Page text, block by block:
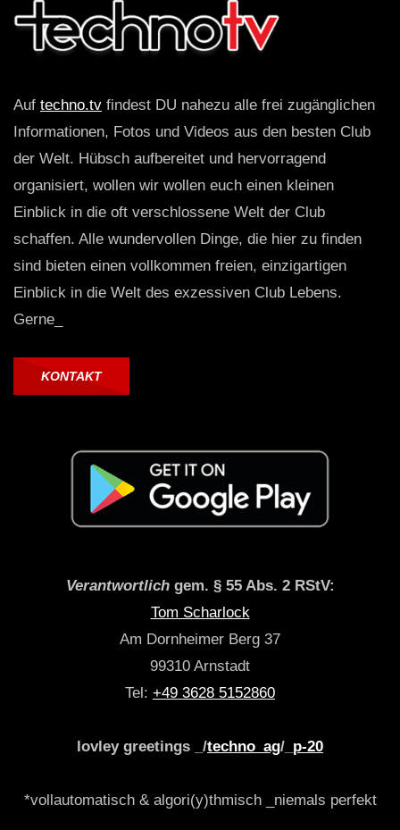
Auf techno.tv findest DU nahezu alle frei zugänglichen
Informationen, Fotos und Videos aus den besten Club
der Welt. Hübsch aufbereitet und hervorragend
organisiert, wollen wir wollen euch einen kleinen
Einblick in die oft verschlossene Welt der Club
schaffen. Alle wundervollen Dinge, die hier zu finden
sind bieten einen vollkommen freien, einzigartigen
Einblick in die Welt des exzessiven Club Lebens.
Gerne_
KONTAKT
Verantwortlichgem. § 55 Abs. 2 RStV:
Tom Scharlock
Am Dornheimer Berg 37
99310 Arnstadt
Tel: +49 3628 5152860
lovley greetings _/techno_ag/_ p-20
*vollautomatisch & algori(y)thmisch _niemals perfekt